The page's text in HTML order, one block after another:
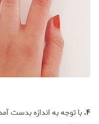
۴. با توجه به اندازه بدست